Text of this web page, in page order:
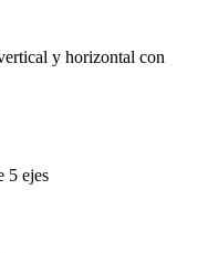
y horizontal con
5 ejes